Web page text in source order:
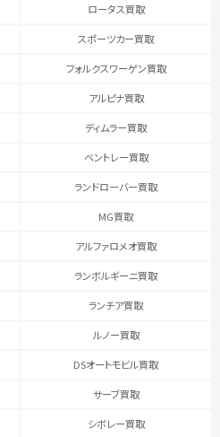
ロータス買取
スポーツカー買取
フォルクスワーゲン買取
アルピナ買取
ディムラー買取
ベントレー買取
ランドローバー買取
MG買取
アルファロメオ買取
ランボルギーニ買取
ランチア買取
ルノー買取
DSオートモビル買取
サーブ買取
シボレー買取